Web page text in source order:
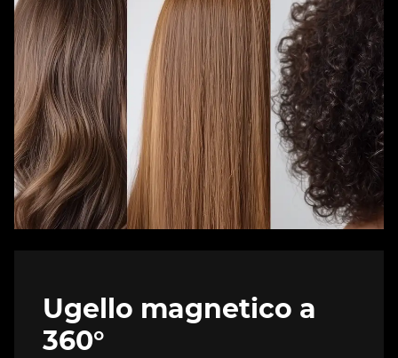
Ugello magnetico a
360°